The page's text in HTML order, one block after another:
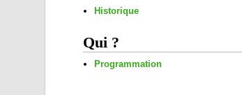
Historique
Qui ?
Programmation